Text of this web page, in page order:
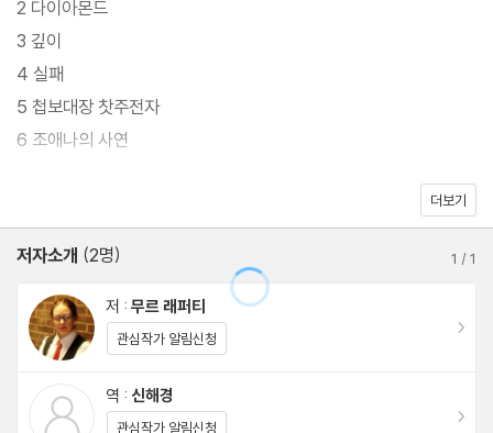
무원이 죽었다면 살인자는 누구란 말인가….
항성 간 이민 우주선에서 벌어지는 밀실 살인게임,
SF와 미스터리, 스릴러를 엮은 전 세계 화제작!
2 다이아몬드
3 깊이
4 실패
5 첩보대장 찻주전자
6 조애나의 사연
8 지옥에는 잠이 없다
9 생명은 값이 싸다
10 카트리나 선장의 사연
12 우주는 언제나 오후 5시
더보기
저자소개 (2명) 1 /1
저 : 무르 래퍼티
관심작가 알림신청
역 : 신해경
관심작가 알림신청